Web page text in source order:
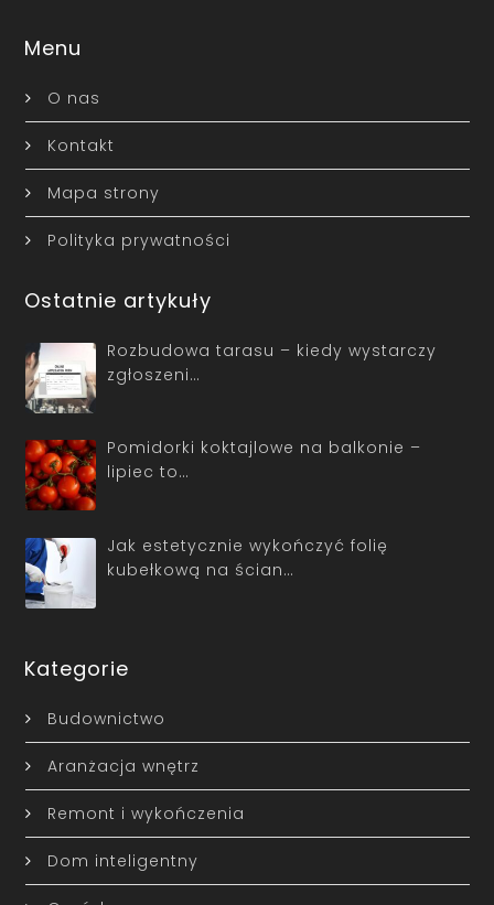
Menu
O nas
Kontakt
Mapa strony
Polityka prywatności
Ostatnie artykuły
Rozbudowa tarasu – kiedy wystarczy
zgłoszeni…
Pomidorki koktajlowe na balkonie –
lipiec to…
Jak estetycznie wykończyć folię
kubełkową na ścian…
Kategorie
Budownictwo
Aranżacja wnętrz
Remont i wykończenia
Dom inteligentny